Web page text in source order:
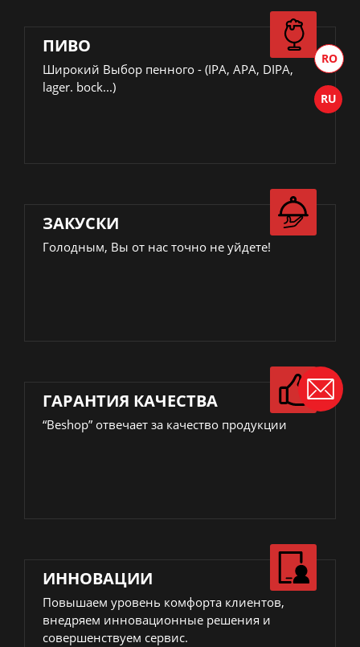
ПИВО
Широкий Выбор пенного - (IPA, APA, DIPA,
lager. bock...)
ЗАКУСКИ
Голодным, Вы от нас точно не уйдете!
ГАРАНТИЯ КАЧЕСТВА
“Beshop” отвечает за качество продукции
ИННОВАЦИИ
Повышаем уровень комфорта клиентов,
внедряем инновационные решения и
совершенствуем сервис.